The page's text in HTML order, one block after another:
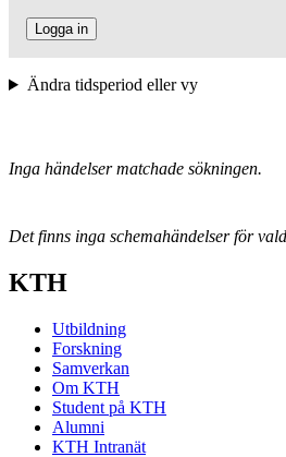
Logga in
Ändra tidsperiod eller vy
Inga händelser matchade sökningen.
Det finns inga schemahändelser för
KTH
Utbildning
Forskning
Samverkan
Om KTH
Student på KTH
Alumni
KTH Intranät